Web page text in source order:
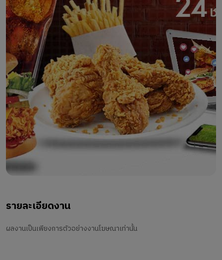
รายละเอียดงาน
ผลงานเป็นเพียงการตัวอย่างงานโฆษณาเท่านั้น